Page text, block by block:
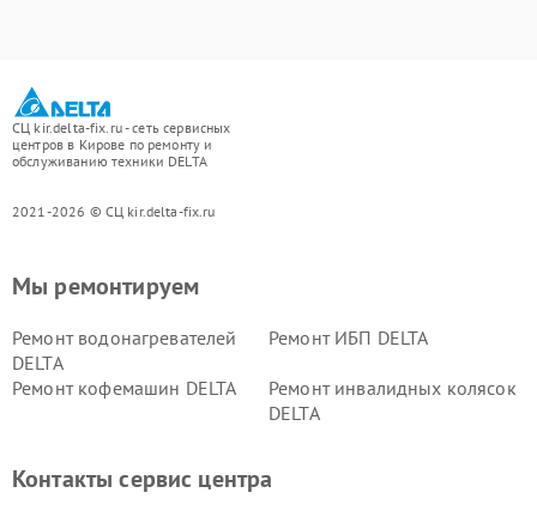
СЦ kir.delta-fix.ru - сеть сервисных
центров в Кирове по ремонту и
обслуживанию техники DELTA
2021-2026 © СЦ kir.delta-fix.ru
Мы ремонтируем
Ремонт водонагревателей
DELTA
Ремонт ИБП DELTA
Ремонт кофемашин DELTA
Ремонт инвалидных колясок
DELTA
Контакты сервис центра